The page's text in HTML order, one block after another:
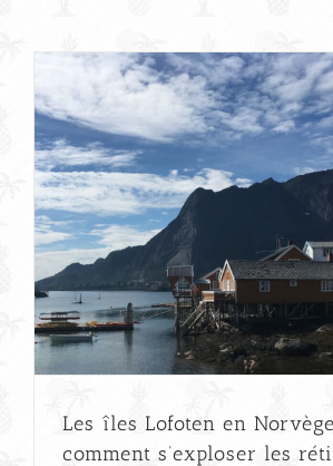
Les îles Lofoten en
comment s’exploser les